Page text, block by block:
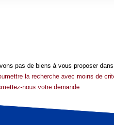
pas de biens à vous proposer
la recherche avec moins de
nous votre demande